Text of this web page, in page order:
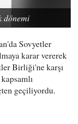
dönemi
Sovyetler
karar vererek
Birliği'ne karşı
geçiliyordu.